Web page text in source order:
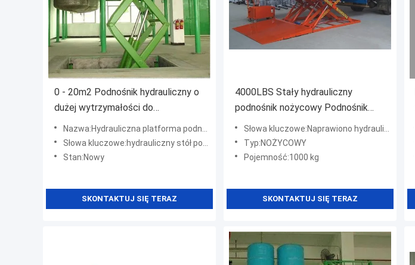
0 - 20m2 Podnośnik hydrauliczny o
dużej wytrzymałości do
podnoszenia towarów fabrycznych
2200lbs
Nazwa:Hydrauliczna platforma podnosząca o dużej wytrzymałości
Słowa kluczowe:hydrauliczny stół podnoszący
Stan:Nowy
SKONTAKTUJ SIĘ TERAZ
4000LBS Stały hydrauliczny
podnośnik nożycowy Podnośnik
ładunkowy dla fabryki magazynów
Słowa kluczowe:Naprawiono hydrauliczny stół podnoszący
Typ:NOŻYCOWY
Pojemność:1000 kg
SKONTAKTUJ SIĘ TERAZ